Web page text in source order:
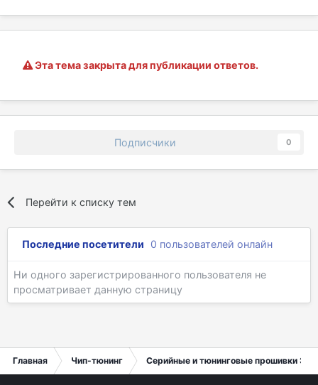
Эта тема закрыта для публикации ответов.
Подписчики 0
Перейти к списку тем
Последние посетители 0 пользователей онлайн
Ни одного зарегистрированного пользователя не
просматривает данную страницу
Главная Чип-тюнинг Серийные и тюнинговые прошивки ЭБУ